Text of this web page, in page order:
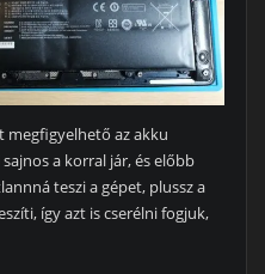
megfigyelhető az akku
a korral jár, és előbb
teszi a gépet, plussz a
így azt is cserélni fogjuk,